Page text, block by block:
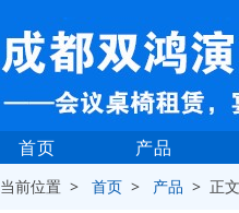
首页 产品
当前位置 >首页 > 产品 > 正文